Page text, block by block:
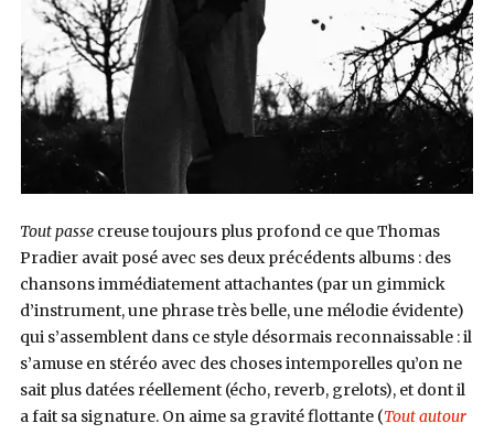
Tout passe creuse toujours plus profond ce que Thomas
Pradier avait posé avec ses deux précédents albums : des
chansons immédiatement attachantes (par un gimmick
d’instrument, une phrase très belle, une mélodie évidente)
qui s’assemblent dans ce style désormais reconnaissable : il
s’amuse en stéréo avec des choses intemporelles qu’on ne
sait plus datées réellement (écho, reverb, grelots), et dont il
a fait sa signature. On aime sa gravité flottante (Tout autour